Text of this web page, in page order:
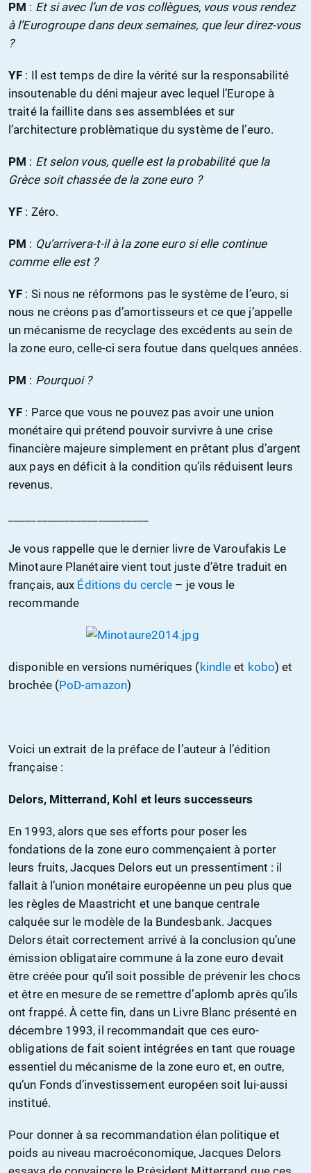
PM : Et si avec l’un de vos collègues, vous vous rendez
à l’Eurogroupe dans deux semaines, que leur direz-vous
?
YF : Il est temps de dire la vérité sur la responsabilité
insoutenable du déni majeur avec lequel l’Europe à
traité la faillite dans ses assemblées et sur
l’architecture problèmatique du système de l’euro.
PM : Et selon vous, quelle est la probabilité que la
Grèce soit chassée de la zone euro ?
YF : Zéro.
PM : Qu’arrivera-t-il à la zone euro si elle continue
comme elle est ?
YF : Si nous ne réformons pas le système de l’euro, si
nous ne créons pas d’amortisseurs et ce que j’appelle
un mécanisme de recyclage des excédents au sein de
la zone euro, celle-ci sera foutue dans quelques années.
PM : Pourquoi ?
YF : Parce que vous ne pouvez pas avoir une union
monétaire qui prétend pouvoir survivre à une crise
financière majeure simplement en prêtant plus d’argent
aux pays en déficit à la condition qu’ils réduisent leurs
revenus.
Je vous rappelle que le dernier livre de Varoufakis Le
Minotaure Planétaire vient tout juste d’être traduit en
français, aux Éditions du cercle – je vous le
recommande
disponible en versions numériques (kindle et kobo) et
brochée (PoD-amazon)
Voici un extrait de la préface de l’auteur à l’édition
française :
Delors, Mitterrand, Kohl et leurs successeurs
En 1993, alors que ses efforts pour poser les
fondations de la zone euro commençaient à porter
leurs fruits, Jacques Delors eut un pressentiment : il
fallait à l’union monétaire européenne un peu plus que
les règles de Maastricht et une banque centrale
calquée sur le modèle de la Bundesbank. Jacques
Delors était correctement arrivé à la conclusion qu’une
émission obligataire commune à la zone euro devait
être créée pour qu’il soit possible de prévenir les chocs
et être en mesure de se remettre d’aplomb après qu’ils
ont frappé. À cette fin, dans un Livre Blanc présenté en
décembre 1993, il recommandait que ces euro-
obligations de fait soient intégrées en tant que rouage
essentiel du mécanisme de la zone euro et, en outre,
qu’un Fonds d’investissement européen soit lui-aussi
institué.
Pour donner à sa recommandation élan politique et
poids au niveau macroéconomique, Jacques Delors